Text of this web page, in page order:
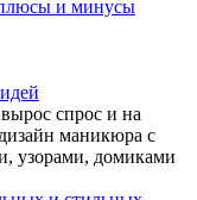
и минусы
спрос и на
маникюра с
узорами, домиками